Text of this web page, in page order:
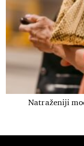
Natraženiji